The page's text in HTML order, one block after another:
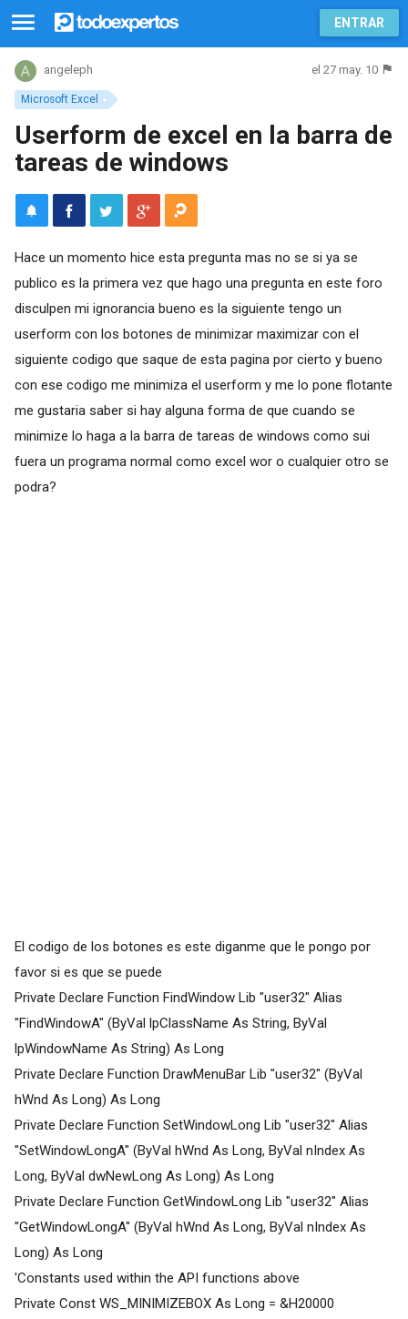
ENTRAR
Microsoft Excel
angeleph el 27 may. 10
Userform de excel en la barra de
tareas de windows
Hace un momento hice esta pregunta mas no se si ya se
publico es la primera vez que hago una pregunta en este foro
disculpen mi ignorancia bueno es la siguiente tengo un
userform con los botones de minimizar maximizar con el
siguiente codigo que saque de esta pagina por cierto y bueno
con ese codigo me minimiza el userform y me lo pone flotante
me gustaria saber si hay alguna forma de que cuando se
minimize lo haga a la barra de tareas de windows como sui
fuera un programa normal como excel wor o cualquier otro se
podra?
El codigo de los botones es este diganme que le pongo por
favor si es que se puede
Private Declare Function FindWindow Lib "user32" Alias
"FindWindowA" (ByVal lpClassName As String, ByVal
lpWindowName As String) As Long
Private Declare Function DrawMenuBar Lib "user32" (ByVal
hWnd As Long) As Long
Private Declare Function SetWindowLong Lib "user32" Alias
"SetWindowLongA" (ByVal hWnd As Long, ByVal nIndex As
Long, ByVal dwNewLong As Long) As Long
Private Declare Function GetWindowLong Lib "user32" Alias
"GetWindowLongA" (ByVal hWnd As Long, ByVal nIndex As
Long) As Long
'Constants used within the API functions above
Private Const WS_MINIMIZEBOX As Long = &H20000